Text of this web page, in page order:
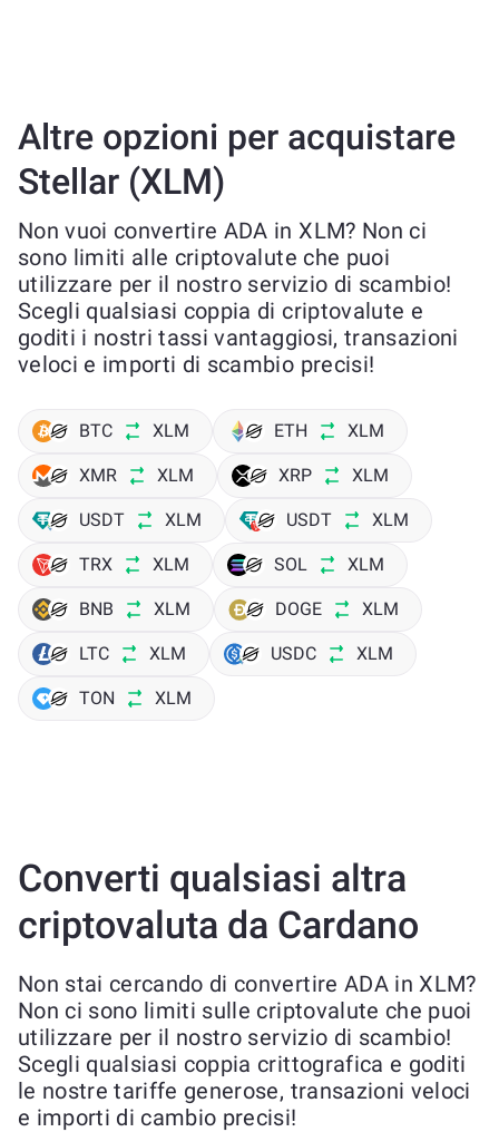
Altre opzioni per acquistare
Stellar (XLM)
Non vuoi convertire ADA in XLM? Non ci
sono limiti alle criptovalute che puoi
utilizzare per il nostro servizio di scambio!
Scegli qualsiasi coppia di criptovalute e
goditi i nostri tassi vantaggiosi, transazioni
veloci e importi di scambio precisi!
BTC XLM ETH XLM
XMR XLM XRP XLM
USDT XLM USDT XLM
TRX XLM SOL XLM
BNB XLM DOGE XLM
LTC XLM USDC XLM
TON XLM
Converti qualsiasi altra
criptovaluta da Cardano
Non stai cercando di convertire ADA in XLM?
Non ci sono limiti sulle criptovalute che puoi
utilizzare per il nostro servizio di scambio!
Scegli qualsiasi coppia crittografica e goditi
le nostre tariffe generose, transazioni veloci
e importi di cambio precisi!